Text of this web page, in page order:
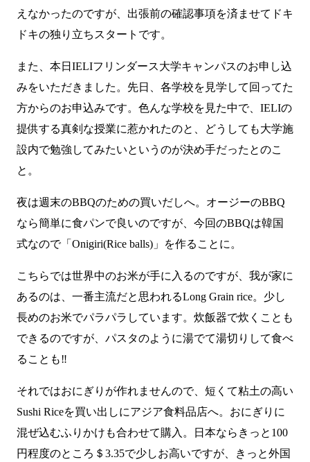
えなかったのですが、出張前の確認事項を済ませてドキ
ドキの独り立ちスタートです。
また、本日 IELIフリンダース大学キャンパスのお申し込
みをいただきました。先日、各学校を見学して回ってた
方からのお申込みです。色んな学校を見た中で、IELIの
提供する真剣な授業に惹かれたのと、どうしても大学施
設内で勉強してみたいというのが決め手だったとのこ
と。
夜は週末のBBQのための買いだしへ。オージーのBBQ
なら簡単に食パンで良いのですが、今回のBBQは韓国
式なので「Onigiri(Rice balls)」を作ることに。
こちらでは世界中のお米が手に入るのですが、我が家に
あるのは、一番主流だと思われるLong Grain rice。少し
長めのお米でパラパラしています。炊飯器で炊くことも
できるのですが、パスタのように湯でて湯切りして食べ
ることも‼
それではおにぎりが作れませんので、短くて粘土の高い
Sushi Riceを買い出しにアジア食料品店へ。おにぎりに
混ぜ込むふりかけも合わせて購入。日本ならきっと100
円程度のところ＄3.35で少しお高いですが、きっと外国